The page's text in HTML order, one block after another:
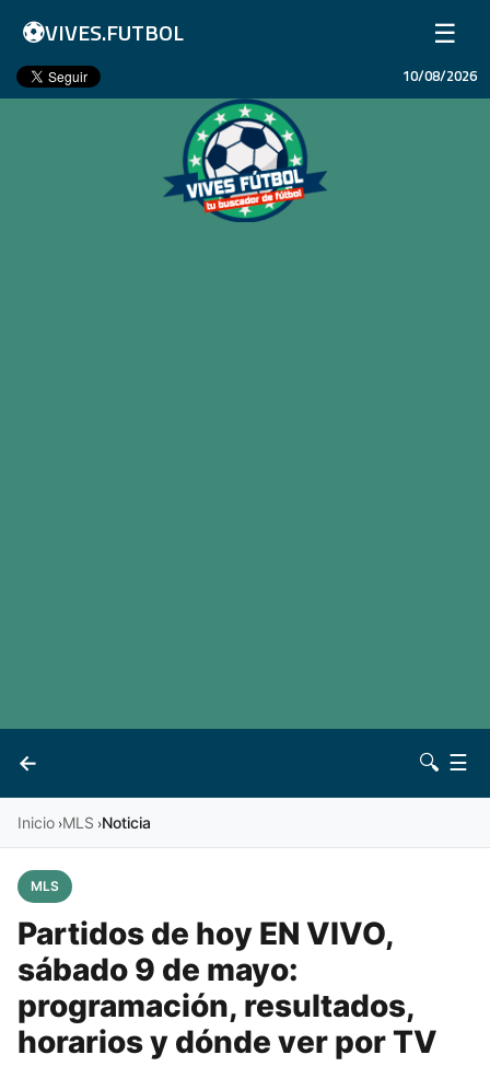
⚽VIVES.FUTBOL ☰
Inicio
10/08/2026
←
Vives 🔍 ☰
Inicio ›MLS ›Noticia
MLS
Partidos de hoy EN VIVO,
sábado 9 de mayo:
programación, resultados,
horarios y dónde ver por TV